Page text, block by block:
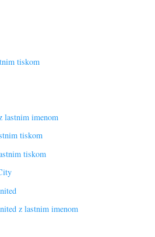
tiskom
lastnim imenom
tiskom
tiskom
z lastnim imenom